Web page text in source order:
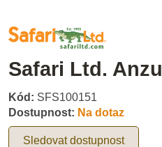
Safari Ltd. Anzu
Kód: SFS100151
Dostupnost: Na dotaz
Sledovat dostupnost